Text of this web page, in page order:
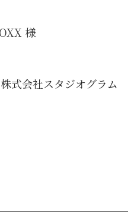
様
式会社スタジオグラム